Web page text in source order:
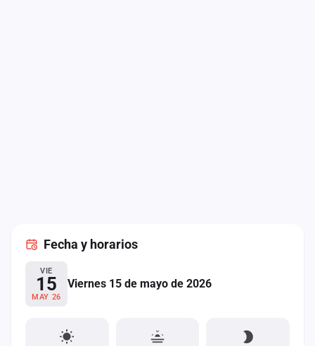
Fecha y horarios
VIE
15
MAY 26
Viernes 15 de mayo de 2026
Administración
Contacto